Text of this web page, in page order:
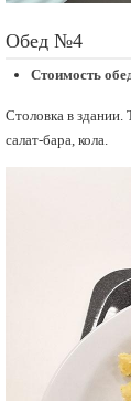
Обед №4
Стоимость
Столовка в здании.
салат-бара, кола.